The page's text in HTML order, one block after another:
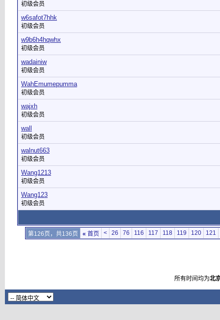
初级会员
w6safot7hhk
初级会员
w9b6h4hqwhx
初级会员
wadainiw
初级会员
WahEmumepumma
初级会员
wajxh
初级会员
wall
初级会员
walnut663
初级会员
Wang1213
初级会员
Wang123
初级会员
第126页，共136页 « 首页 < 26 76 116 117 118 119 120 121
所有时间均为北